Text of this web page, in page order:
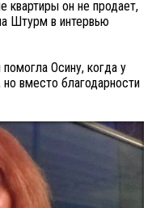
квартиры он не продает,
Штурм в интервью
Осину, когда у
вместо благодарности